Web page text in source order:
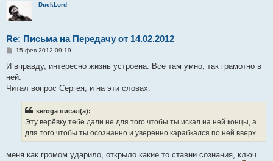
DuckLord
Re: Письма на Передачу от 14.02.2012
С
о
щ
е
15 фев 2012 09:19
И вправду, интересно жизнь устроена. Все там умно, так грамотно в
ней.
Читал вопрос Сергея, и на эти словах:
seröga писал(а):
Эту верёвку тебе дали не для того чтобы ты искал на ней концы, а
для того чтобы ты осознанно и уверенно карабкался по ней вверх.
меня как громом ударило, открыло какие то ставни сознания, ключ